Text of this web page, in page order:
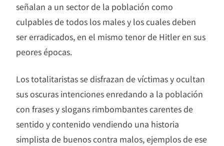
señalan a un sector de la población como
culpables de todos los males y los cuales deben
ser erradicados, en el mismo tenor de Hitler en sus
peores épocas.
Los totalitaristas se disfrazan de víctimas y ocultan
sus oscuras intenciones enredando a la población
con frases y slogans rimbombantes carentes de
sentido y contenido vendiendo una historia
simplista de buenos contra malos, ejemplos de ese